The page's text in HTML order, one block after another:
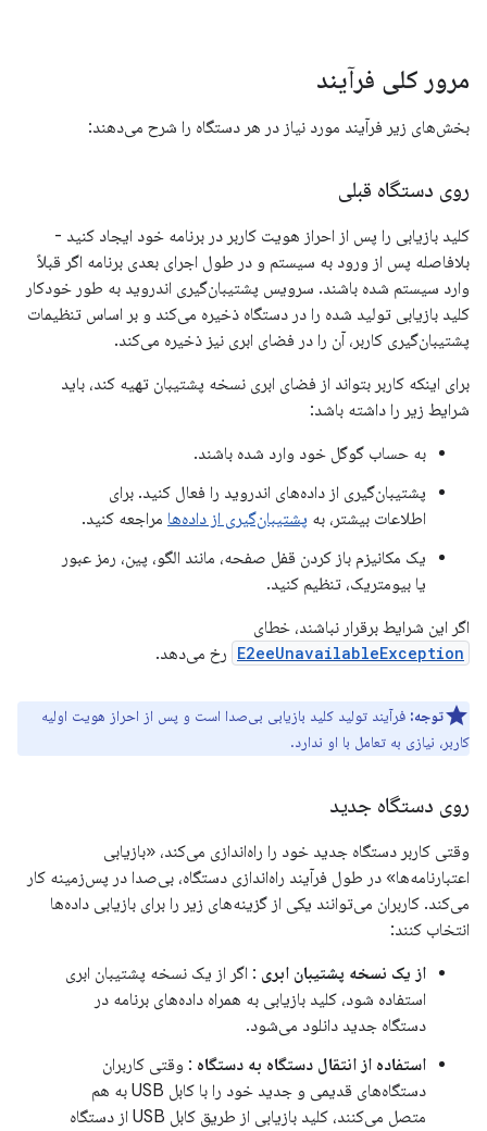
مرور کلی فرآیند
بخش‌های زیر فرآیند مورد نیاز در هر دستگاه را شرح می‌دهند:
روی دستگاه قبلی
کلید بازیابی را پس از احراز هویت کاربر در برنامه خود ایجاد کنید -
بلافاصله پس از ورود به سیستم و در طول اجرای بعدی برنامه اگر قبلاً
وارد سیستم شده باشند. سرویس پشتیبان‌گیری اندروید به طور خودکار
کلید بازیابی تولید شده را در دستگاه ذخیره می‌کند و بر اساس تنظیمات
پشتیبان‌گیری کاربر، آن را در فضای ابری نیز ذخیره می‌کند.
برای اینکه کاربر بتواند از فضای ابری نسخه پشتیبان تهیه کند، باید
شرایط زیر را داشته باشد:
به حساب گوگل خود وارد شده باشند.
پشتیبان‌گیری از داده‌های اندروید را فعال کنید. برای
اطلاعات بیشتر، به پشتیبان‌گیری از داده‌ها مراجعه کنید.
یک مکانیزم باز کردن قفل صفحه، مانند الگو، پین، رمز عبور
یا بیومتریک، تنظیم کنید.
اگر این شرایط برقرار نباشند، خطای
E2eeUnavailableException رخ می‌دهد.
توجه: فرآیند تولید کلید بازیابی بی‌صدا است و پس از احراز هویت اولیه
کاربر، نیازی به تعامل با او ندارد.
روی دستگاه جدید
وقتی کاربر دستگاه جدید خود را راه‌اندازی می‌کند، «بازیابی
اعتبارنامه‌ها» در طول فرآیند راه‌اندازی دستگاه، بی‌صدا در پس‌زمینه کار
می‌کند. کاربران می‌توانند یکی از گزینه‌های زیر را برای بازیابی داده‌ها
انتخاب کنند:
از یک نسخه پشتیبان ابری : اگر از یک نسخه پشتیبان ابری
استفاده شود، کلید بازیابی به همراه داده‌های برنامه در
دستگاه جدید دانلود می‌شود.
استفاده از انتقال دستگاه به دستگاه : وقتی کاربران
دستگاه‌های قدیمی و جدید خود را با کابل USB به هم
متصل می‌کنند، کلید بازیابی از طریق کابل USB از دستگاه